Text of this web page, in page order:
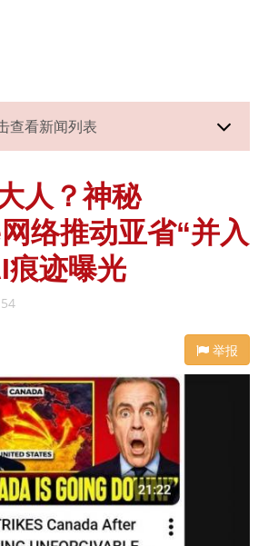
查看新闻列表
人？神秘
络推动亚省“并入
迹曝光
举报